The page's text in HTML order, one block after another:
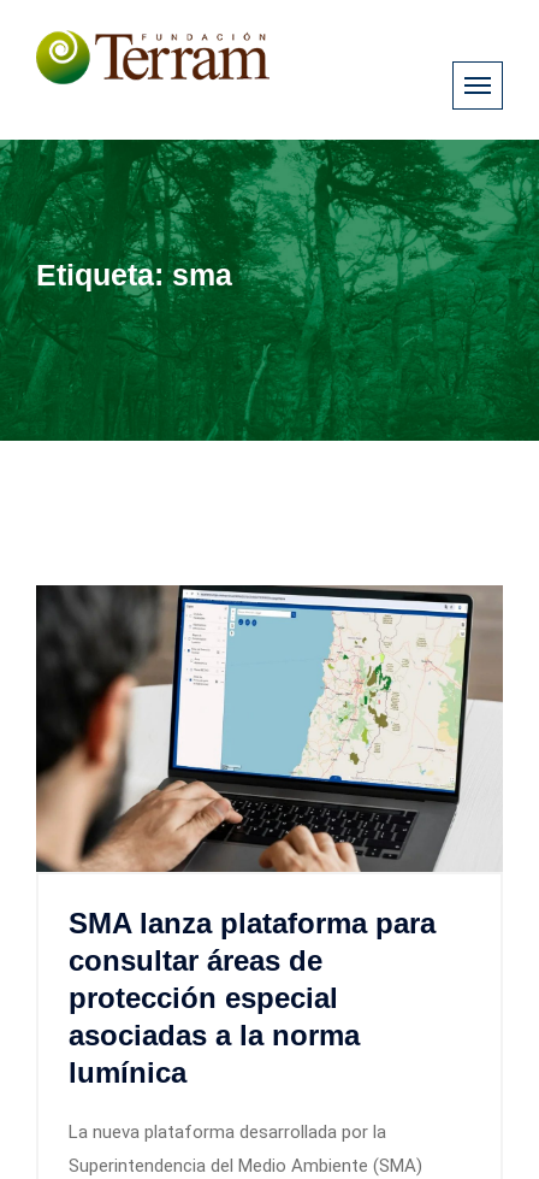
Etiqueta:sma
SMA lanza plataforma para
consultar áreas de
protección especial
asociadas a la norma
lumínica
La nueva plataforma desarrollada por la
Superintendencia del Medio Ambiente (SMA)